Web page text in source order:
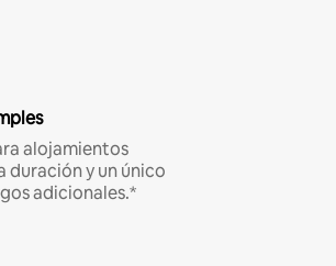
alojamientos
duración y un único
adicionales.*